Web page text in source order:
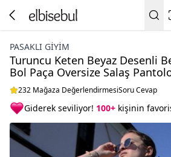
PASAKLI GIYIM
Turuncu Keten Beyaz Desenli
Bol Paça Oversize Salaş
232 Mağaza DeğerlendirmesiSoru Cevap
Giderek seviliyor! 100+ kişinin